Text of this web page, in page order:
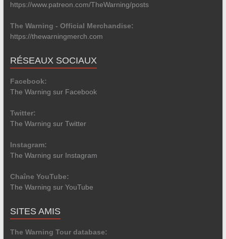
https://www.patreon.com/TheWarning/posts
The Warning - Official Merchandise:
https://thewarningmerch.com
RÉSEAUX SOCIAUX
Facebook:
The Warning sur Facebook
Twitter:
The Warning sur Twitter
Instagram:
The Warning sur Instagram
Chaîne YouTube:
The Warning sur YouTube
SITES AMIS
The Warning Tour database: